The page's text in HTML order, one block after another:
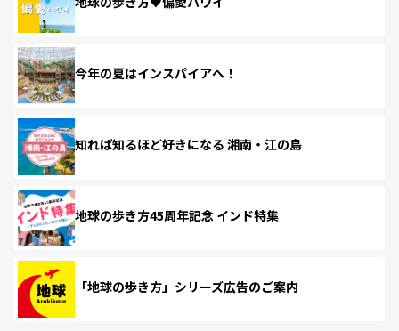
今年の夏はインスパイアへ！
知れば知るほど好きになる 湘南・江の島
地球の歩き方45周年記念 インド特集
「地球の歩き方」シリーズ広告のご案内